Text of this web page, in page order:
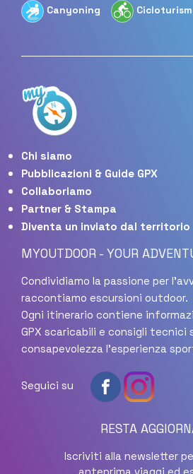
Canyoning
Chi siamo
Pubblicazioni & Guide GPX
Collaboriamo
Partner & Stampa
Diventa un inviato dal territorio
MYOUTDOOR - YOUR
Condividiamo la passione per
raccontiamo escursioni outdoor.
Ogni itinerario contiene
GPX scaricabili e consigli tecnici
consapevolezza l'esperienza
Seguici su
RESTA
Iscriviti alla newsletter